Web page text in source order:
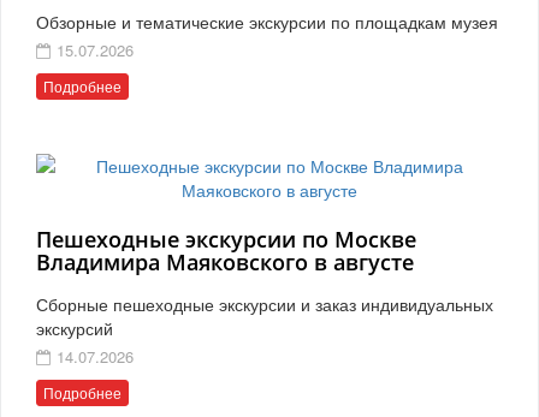
Обзорные и тематические экскурсии по площадкам музея
15.07.2026
Подробнее
Пешеходные экскурсии по Москве
Владимира Маяковского в августе
Сборные пешеходные экскурсии и заказ индивидуальных
экскурсий
14.07.2026
Подробнее